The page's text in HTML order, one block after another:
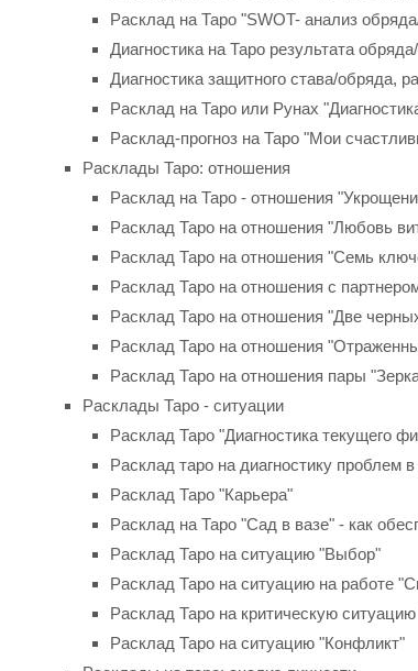
Расклад на Таро "SWOT- анализ
Диагностика на Таро результата
Диагностика защитного става/обряда,
Расклад на Таро или Рунах
Расклад-прогноз на Таро "Мои
Расклады Таро: отношения
Расклад на Таро - отношения
Расклад Таро на отношения "Любовь
Расклад Таро на отношения "Семь
Расклад Таро на отношения с
Расклад Таро на отношения "Две
Расклад Таро на отношения
Расклад Таро на отношения пары
Расклады Таро - ситуации
Расклад Таро "Диагностика текущего
Расклад таро на диагностику проблем
Расклад Таро "Карьера"
Расклад на Таро "Сад в вазе" - как
Расклад Таро на ситуацию "Выбор"
Расклад Таро на ситуацию на работе
Расклад Таро на критическую
Расклад Таро на ситуацию "Конфликт"